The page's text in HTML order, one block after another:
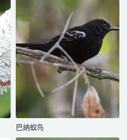
巴纳蚁鸟